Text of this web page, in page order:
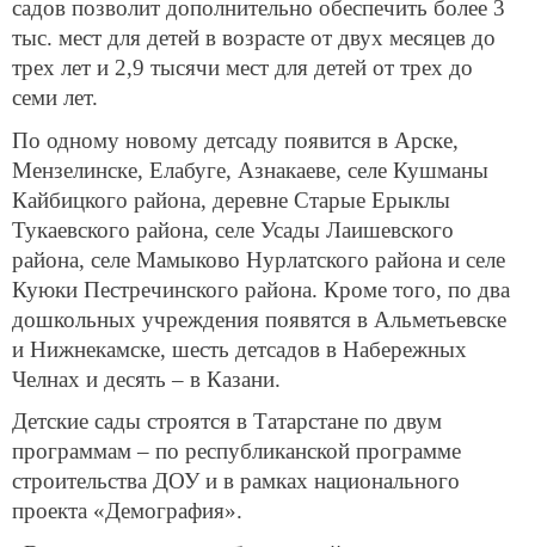
садов позволит дополнительно обеспечить более 3
тыс. мест для детей в возрасте от двух месяцев до
трех лет и 2,9 тысячи мест для детей от трех до
семи лет.
По одному новому детсаду появится в Арске,
Мензелинске, Елабуге, Азнакаеве, селе Кушманы
Кайбицкого района, деревне Старые Ерыклы
Тукаевского района, селе Усады Лаишевского
района, селе Мамыково Нурлатского района и селе
Куюки Пестречинского района. Кроме того, по два
дошкольных учреждения появятся в Альметьевске
и Нижнекамске, шесть детсадов в Набережных
Челнах и десять – в Казани.
Детские сады строятся в Татарстане по двум
программам – по республиканской программе
строительства ДОУ и в рамках национального
проекта «Демография».